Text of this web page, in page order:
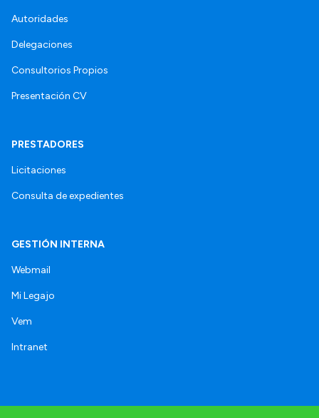
Autoridades
Delegaciones
Consultorios Propios
Presentación CV
PRESTADORES
Licitaciones
Consulta de expedientes
GESTIÓN INTERNA
Webmail
Mi Legajo
Vem
Intranet